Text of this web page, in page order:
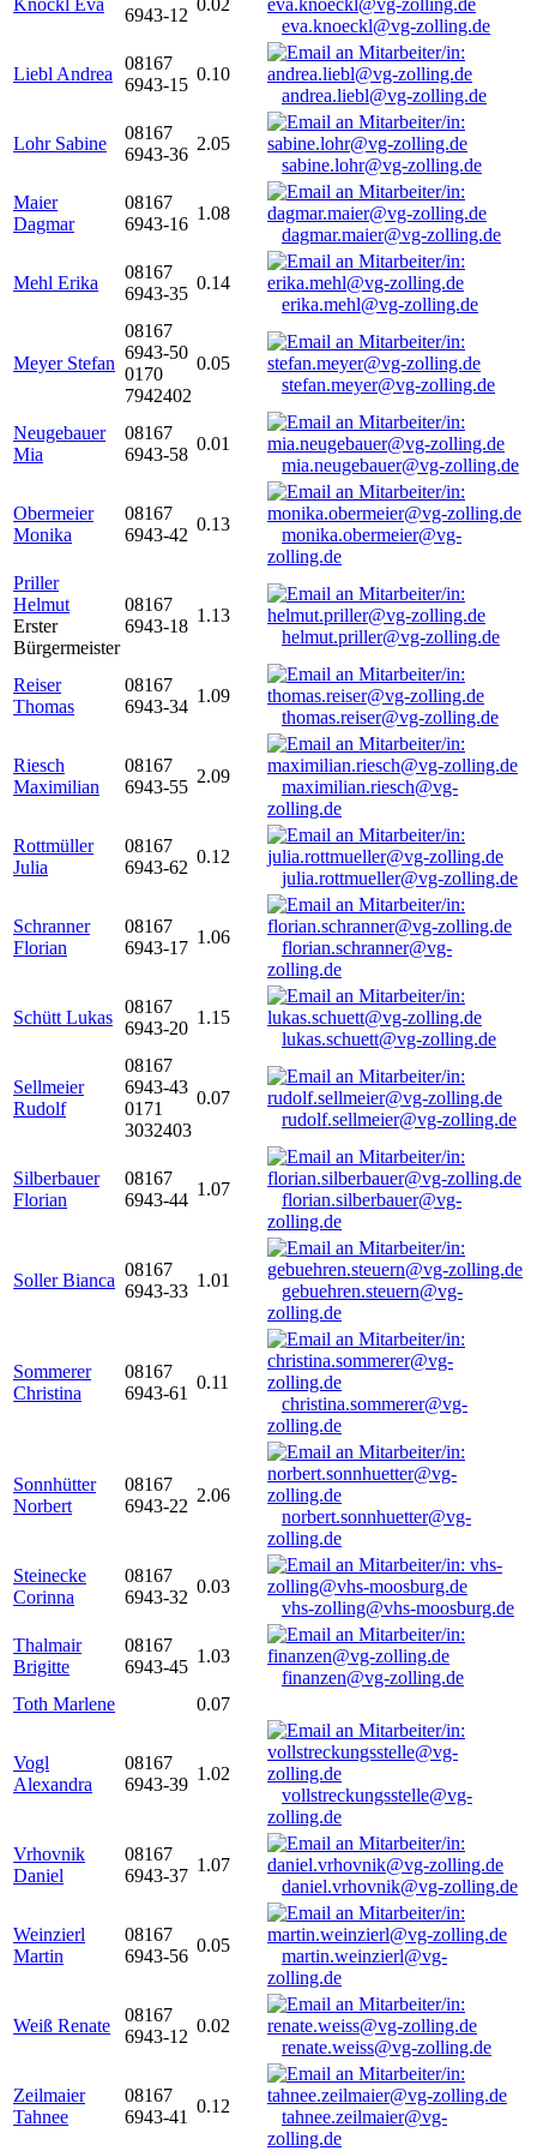
Knöckl Eva
6943-12
0.02
eva.knoeckl@vg-zolling.de
Liebl Andrea
08167
6943-15
0.10
andrea.liebl@vg-zolling.de
Lohr Sabine
08167
6943-36
2.05
sabine.lohr@vg-zolling.de
Maier
Dagmar
08167
6943-16
1.08
dagmar.maier@vg-zolling.de
Mehl Erika
08167
6943-35
0.14
erika.mehl@vg-zolling.de
Meyer Stefan
08167
6943-50
0170
7942402
0.05
stefan.meyer@vg-zolling.de
Neugebauer
Mia
08167
6943-58
0.01
mia.neugebauer@vg-zolling.de
Obermeier
Monika
08167
6943-42
0.13
monika.obermeier@vg-
zolling.de
Priller
Helmut
Erster
Bürgermeister
08167
6943-18
1.13
helmut.priller@vg-zolling.de
Reiser
Thomas
08167
6943-34
1.09
thomas.reiser@vg-zolling.de
Riesch
Maximilian
08167
6943-55
2.09
maximilian.riesch@vg-
zolling.de
Rottmüller
Julia
08167
6943-62
0.12
julia.rottmueller@vg-zolling.de
Schranner
Florian
08167
6943-17
1.06
florian.schranner@vg-
zolling.de
Schütt Lukas
08167
6943-20
1.15
lukas.schuett@vg-zolling.de
Sellmeier
Rudolf
08167
6943-43
0171
3032403
0.07
rudolf.sellmeier@vg-zolling.de
Silberbauer
Florian
08167
6943-44
1.07
florian.silberbauer@vg-
zolling.de
Soller Bianca
08167
6943-33
1.01
gebuehren.steuern@vg-
zolling.de
Sommerer
Christina
08167
6943-61
0.11
christina.sommerer@vg-
zolling.de
Sonnhütter
Norbert
08167
6943-22
2.06
norbert.sonnhuetter@vg-
zolling.de
Steinecke
Corinna
08167
6943-32
0.03
vhs-zolling@vhs-moosburg.de
Thalmair
Brigitte
08167
6943-45
1.03
finanzen@vg-zolling.de
Toth Marlene
0.07
Vogl
Alexandra
08167
6943-39
1.02
vollstreckungsstelle@vg-
zolling.de
Vrhovnik
Daniel
08167
6943-37
1.07
daniel.vrhovnik@vg-zolling.de
Weinzierl
Martin
08167
6943-56
0.05
martin.weinzierl@vg-
zolling.de
Weiß Renate
08167
6943-12
0.02
renate.weiss@vg-zolling.de
Zeilmaier
Tahnee
08167
6943-41
0.12
tahnee.zeilmaier@vg-
zolling.de